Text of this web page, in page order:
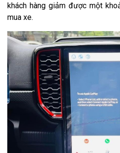
khách hàng giảm được một
mua xe.